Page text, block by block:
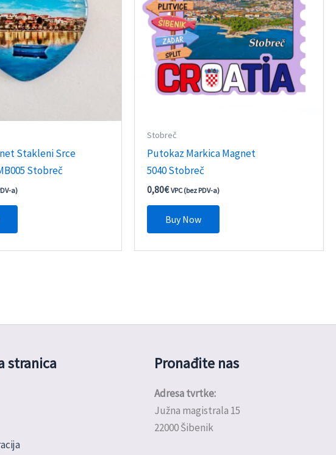
Stakleni Srce
Stobreč
a)
Stobreč
Putokaz Markica Magnet
5040 Stobreč
0,80€ VPC (bez PDV-a)
Buy Now
stranica Pronađite nas
Adresa tvrtke:
Južna magistrala 15
22000 Šibenik